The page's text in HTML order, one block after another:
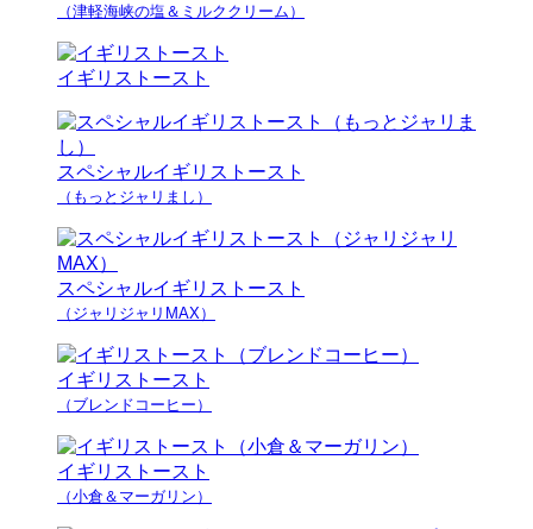
（津軽海峡の塩＆ミルククリーム）
イギリストースト
スペシャルイギリストースト
（もっとジャリまし）
スペシャルイギリストースト
（ジャリジャリMAX）
イギリストースト
（ブレンドコーヒー）
イギリストースト
（小倉＆マーガリン）